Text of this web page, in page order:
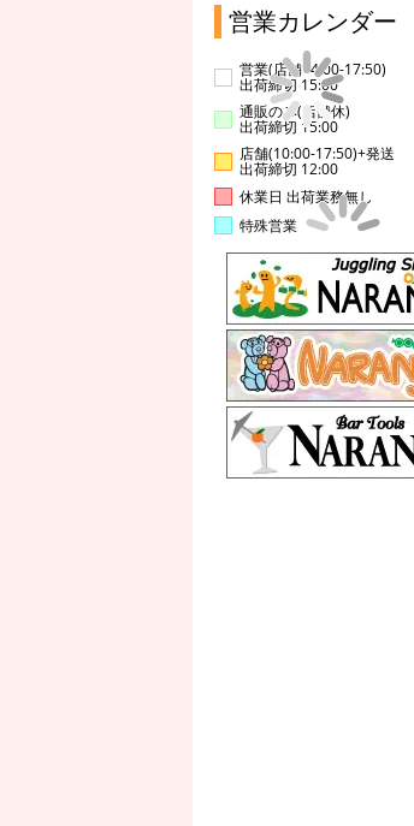
営業カレンダー
営業(店舗14:00-17:50)
出荷締切 15:00
通販のみ(店舗休)
出荷締切 15:00
店舗(10:00-17:50)+発送
出荷締切 12:00
休業日 出荷業務無し
特殊営業